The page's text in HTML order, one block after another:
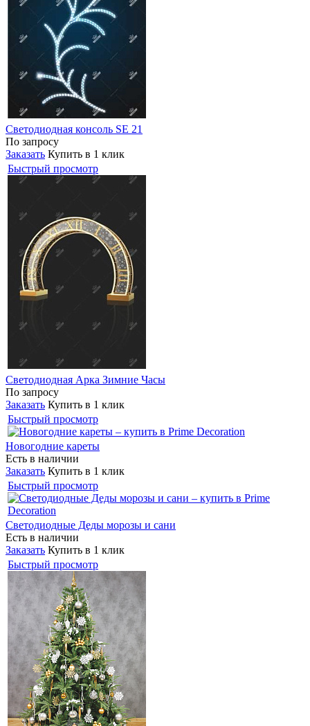
Светодиодная консоль SE 21
По запросу
Заказать Купить в 1 клик
Быстрый просмотр
Светодиодная Арка Зимние Часы
По запросу
Заказать Купить в 1 клик
Быстрый просмотр
Новогодние кареты
Есть в наличии
Заказать Купить в 1 клик
Быстрый просмотр
Светодиодные Деды морозы и сани
Есть в наличии
Заказать Купить в 1 клик
Быстрый просмотр